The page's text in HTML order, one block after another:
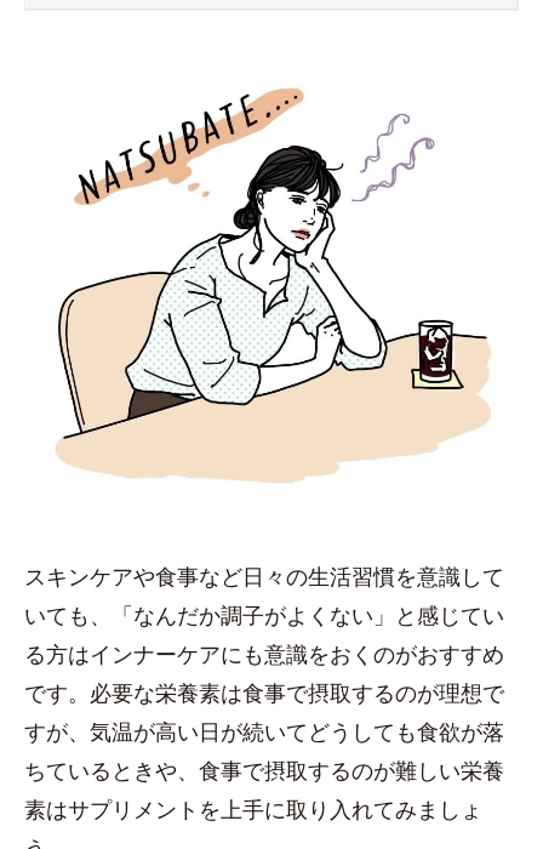
スキンケアや食事など日々の生活習慣を意識して
いても、「なんだか調子がよくない」と感じてい
る方はインナーケアにも意識をおくのがおすすめ
です。必要な栄養素は食事で摂取するのが理想で
すが、気温が高い日が続いてどうしても食欲が落
ちているときや、食事で摂取するのが難しい栄養
素はサプリメントを上手に取り入れてみましょ